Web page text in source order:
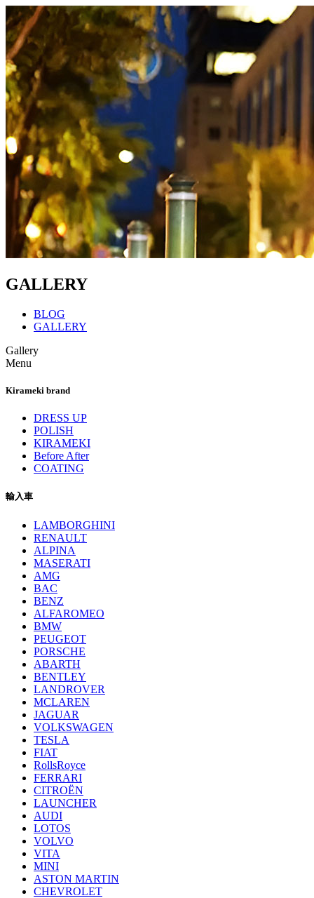
GALLERY
BLOG
GALLERY
Gallery
Menu
Kirameki brand
DRESS UP
POLISH
KIRAMEKI
Before After
COATING
輸入車
LAMBORGHINI
RENAULT
ALPINA
MASERATI
AMG
BAC
BENZ
ALFAROMEO
BMW
PEUGEOT
PORSCHE
ABARTH
BENTLEY
LANDROVER
MCLAREN
JAGUAR
VOLKSWAGEN
TESLA
FIAT
RollsRoyce
FERRARI
CITROËN
LAUNCHER
AUDI
LOTOS
VOLVO
VITA
MINI
ASTON MARTIN
CHEVROLET